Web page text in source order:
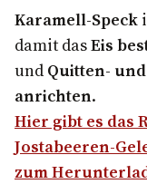
Karamell-Speck
damit dasEis
und Quitten-
anrichten.
Hier gibt es das
Jostabeeren-
zum